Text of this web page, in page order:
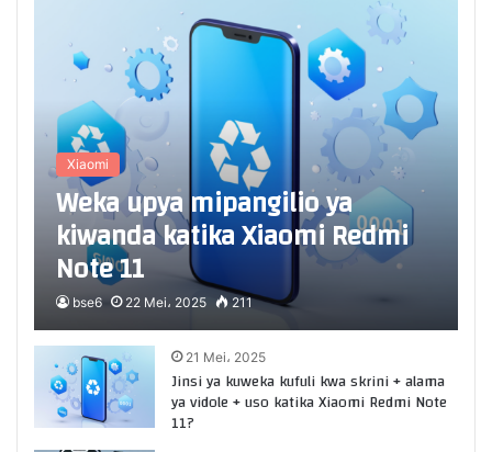
Xiaomi
Weka upya mipangilio ya
kiwanda katika Xiaomi Redmi
Note 11
bse6 22 Mei، 2025 211
21 Mei، 2025
Jinsi ya kuweka kufuli kwa skrini + alama
ya vidole + uso katika Xiaomi Redmi Note
11?